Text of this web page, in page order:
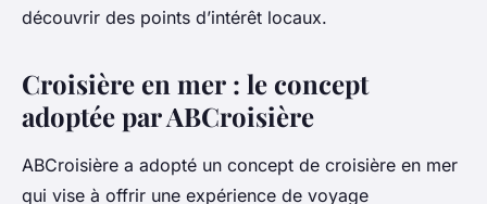
découvrir des points d’intérêt locaux.
Croisière en mer : le concept
adoptée par ABCroisière
ABCroisière a adopté un concept de croisière en mer
qui vise à offrir une expérience de voyage